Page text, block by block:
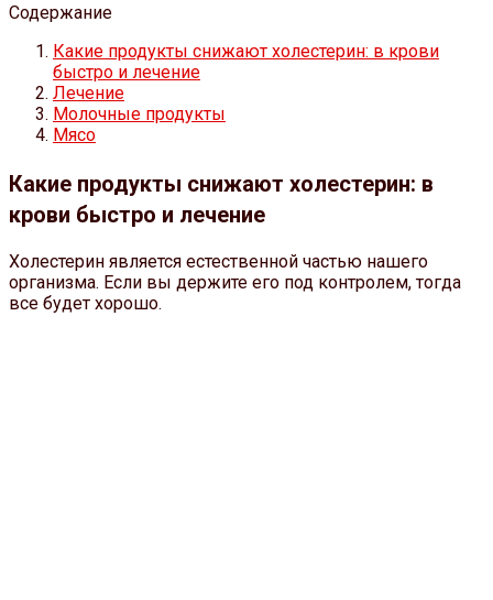
Содержание
Какие продукты снижают холестерин: в крови
быстро и лечение
Лечение
Молочные продукты
Мясо
Какие продукты снижают холестерин: в
крови быстро и лечение
Холестерин является естественной частью нашего
организма. Если вы держите его под контролем, тогда
все будет хорошо.